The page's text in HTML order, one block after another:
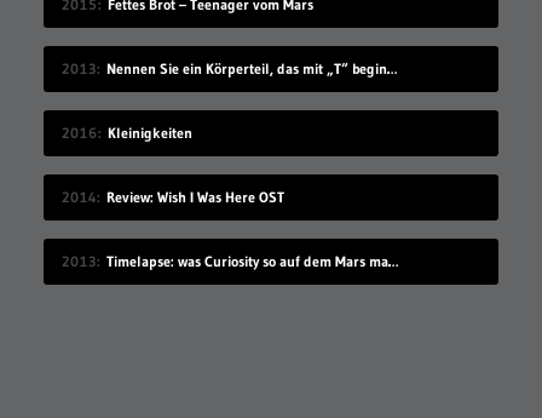
2015 Fettes Brot – Teenager vom Mars
2013 Nennen Sie ein Körperteil, das mit „T“ beginnt
2016 Kleinigkeiten
2014 Review: Wish I Was Here OST
2013 Timelapse: was Curiosity so auf dem Mars macht